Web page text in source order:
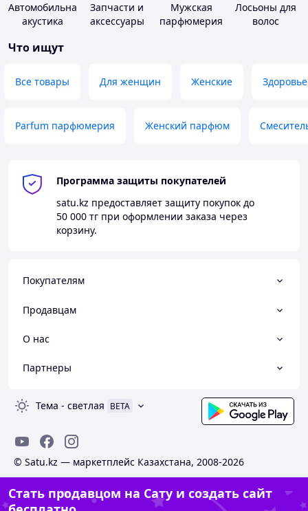
Автомобильная
акустика
Запчасти и
аксессуары
Мужская
парфюмерия
Лосьоны для
волос
Что ищут
Все товары Для женщин Женские Здоровье
Parfum парфюмерия Женский парфюм
Программа защиты покупателей
satu.kz предоставляет защиту покупок до
50 000 тг при оформлении заказа через
корзину.
Покупателям
Продавцам
О нас
Партнеры
Тема - светлая BETA
© Satu.kz — маркетплейс Казахстана, 2008-2026
Стать продавцом на Сату и создать сайт